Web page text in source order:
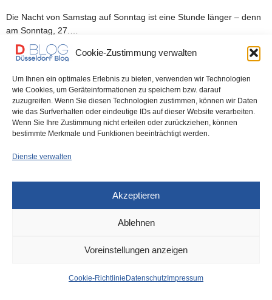
Cookie-Zustimmung verwalten
Um Ihnen ein optimales Erlebnis zu bieten, verwenden wir Technologien
wie Cookies, um Geräteinformationen zu speichern bzw. darauf
zuzugreifen. Wenn Sie diesen Technologien zustimmen, können wir Daten
wie das Surfverhalten oder eindeutige IDs auf dieser Website verarbeiten.
Wenn Sie Ihre Zustimmung nicht erteilen oder zurückziehen, können
bestimmte Merkmale und Funktionen beeinträchtigt werden.
Dienste verwalten
Akzeptieren
Ablehnen
Voreinstellungen anzeigen
Cookie-Richtlinie Datenschutz Impressum
Die Nacht von Samstag auf Sonntag ist eine Stunde länger – denn
am Sonntag, 27.…
0 SHARES
IMPRESSUM DATENSCHUTZ COOKIE-RICHTLINIE (EU)